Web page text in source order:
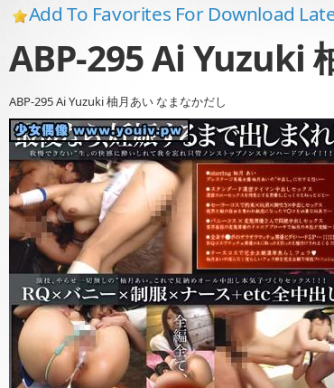
Add To Favorites For Download
ABP-295 Ai Yuzuki
ABP-295 Ai Yuzuki 柚月あい なまなかだし